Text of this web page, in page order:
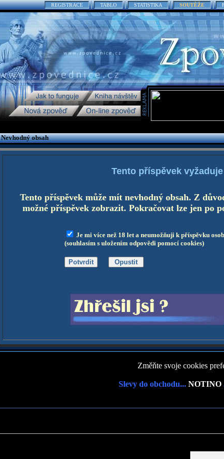
REGISTRACE TABLO STATISTIKA SOUTĚŽE
Nevhodný obsah
Tento příspěvek
Tento příspěvek může mít nevhodný obsah. Z
možné příspěvek zobrazit. Pokračovat lze jen po
Je mi více než 18 let a neumožňuji k příspěvku
(souhlasím s uložením odpovědi pomocí cookies)
Změňte svoje cookies
Slevy do obchodu... NOTINO